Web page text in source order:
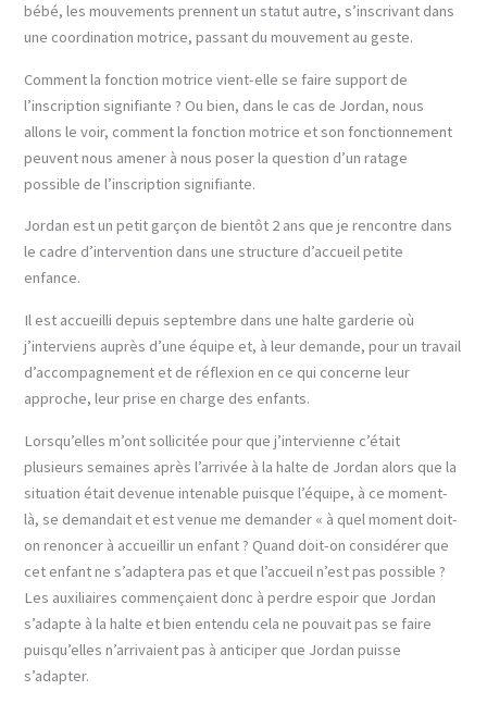
bébé, les mouvements prennent un statut autre, s’inscrivant dans
une coordination motrice, passant du mouvement au geste.
Comment la fonction motrice vient-elle se faire support de
l’inscription signifiante ? Ou bien, dans le cas de Jordan, nous
allons le voir, comment la fonction motrice et son fonctionnement
peuvent nous amener à nous poser la question d’un ratage
possible de l’inscription signifiante.
Jordan est un petit garçon de bientôt 2 ans que je rencontre dans
le cadre d’intervention dans une structure d’accueil petite
enfance.
Il est accueilli depuis septembre dans une halte garderie où
j’interviens auprès d’une équipe et, à leur demande, pour un travail
d’accompagnement et de réflexion en ce qui concerne leur
approche, leur prise en charge des enfants.
Lorsqu’elles m’ont sollicitée pour que j’intervienne c’était
plusieurs semaines après l’arrivée à la halte de Jordan alors que la
situation était devenue intenable puisque l’équipe, à ce moment-
là, se demandait et est venue me demander « à quel moment doit-
on renoncer à accueillir un enfant ? Quand doit-on considérer que
cet enfant ne s’adaptera pas et que l’accueil n’est pas possible ?
Les auxiliaires commençaient donc à perdre espoir que Jordan
s’adapte à la halte et bien entendu cela ne pouvait pas se faire
puisqu’elles n’arrivaient pas à anticiper que Jordan puisse
s’adapter.